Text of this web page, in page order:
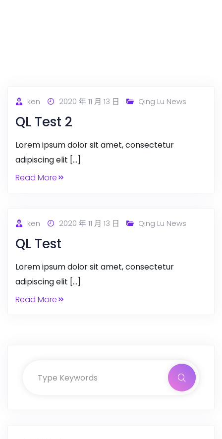
ken 2020 年 11 月 13 日 Qing Lu News
QL Test 2
Lorem ipsum dolor sit amet, consectetur
adipiscing elit […]
Read More
ken 2020 年 11 月 13 日 Qing Lu News
QL Test
Lorem ipsum dolor sit amet, consectetur
adipiscing elit […]
Read More